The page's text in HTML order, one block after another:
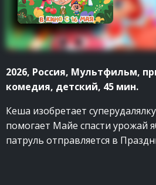
2026, Россия, Мультфильм,
комедия, детский, 45 мин.
Кеша изобретает
помогает Майе спасти урожай
патруль отправляется в